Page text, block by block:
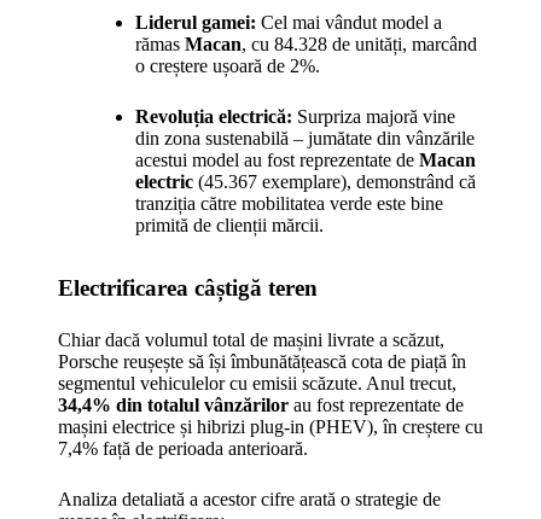
Liderul gamei: Cel mai vândut model a
rămas Macan, cu 84.328 de unități, marcând
o creștere ușoară de 2%.
Revoluția electrică: Surpriza majoră vine
din zona sustenabilă – jumătate din vânzările
acestui model au fost reprezentate de Macan
electric (45.367 exemplare), demonstrând că
tranziția către mobilitatea verde este bine
primită de clienții mărcii.
Electrificarea câștigă teren
Chiar dacă volumul total de mașini livrate a scăzut,
Porsche reușește să își îmbunătățească cota de piață în
segmentul vehiculelor cu emisii scăzute. Anul trecut,
34,4% din totalul vânzărilor au fost reprezentate de
mașini electrice și hibrizi plug-in (PHEV), în creștere cu
7,4% față de perioada anterioară.
Analiza detaliată a acestor cifre arată o strategie de